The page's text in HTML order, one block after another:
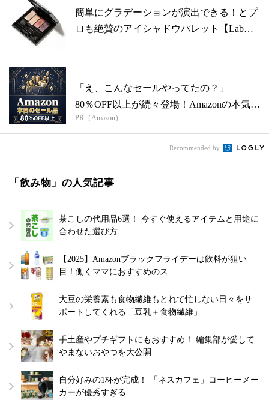
簡単にグラデーションが演出できる！とプ
ロも絶賛のアイシャドウパレット【Labメ
「え、こんなセールやってたの？」
80％OFF以上が続々登場！Amazonの本気
が...
PR（Amazon）
Recommended by
「飲み物」の人気記事
茶こしの代用品6選！ 今すぐ使えるアイテムと用途に
合わせた選び方
【2025】Amazonブラックフライデーは飲料が狙い
目！働くママにおすすめのス…
大豆の栄養素も食物繊維もとれて忙しない日々をサ
ポートしてくれる「豆乳＋食物繊維」
手土産やプチギフトにもおすすめ！ 編集部が愛して
やまないおやつを大公開
自分好みの1杯が完成！ 「ネスカフェ」コーヒーメー
カーが優秀すぎる